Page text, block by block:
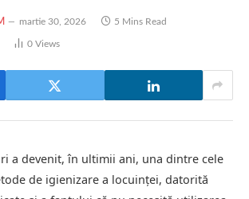
martie 30, 2026 5 Mins Read
0 Views
a devenit, în ultimii ani, una dintre cele
de igienizare a locuinței, datorită